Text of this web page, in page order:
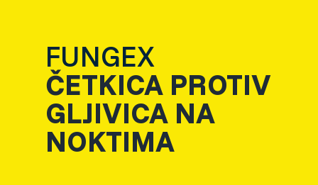
FUNGEX
ČETKICA PROTIV
GLJIVICA NA
NOKTIMA